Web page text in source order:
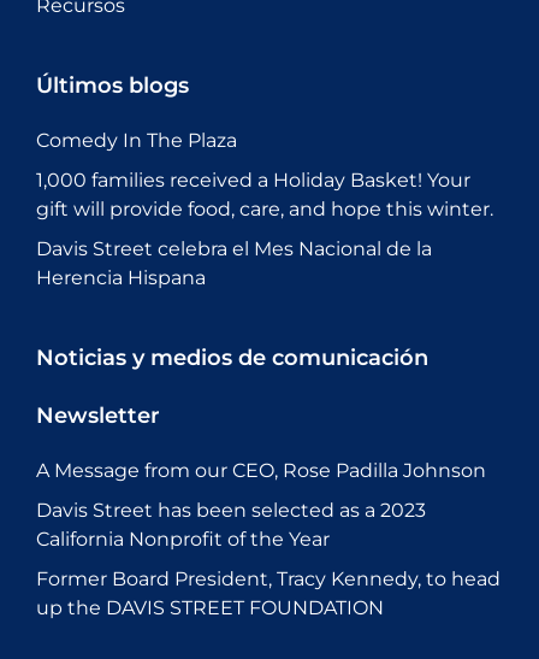
Recursos
Últimos blogs
Comedy In The Plaza
1,000 families received a Holiday Basket! Your
gift will provide food, care, and hope this winter.
Davis Street celebra el Mes Nacional de la
Herencia Hispana
Noticias y medios de comunicación
Newsletter
A Message from our CEO, Rose Padilla Johnson
Davis Street has been selected as a 2023
California Nonprofit of the Year
Former Board President, Tracy Kennedy, to head
up the DAVIS STREET FOUNDATION